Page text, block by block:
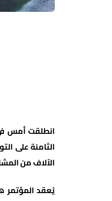
الثامنة على
الآلاف من
يُعقد المؤتمر